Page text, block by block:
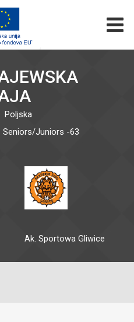
Poljska
Seniors/Juniors -63
Ak. Sportowa Gliwice